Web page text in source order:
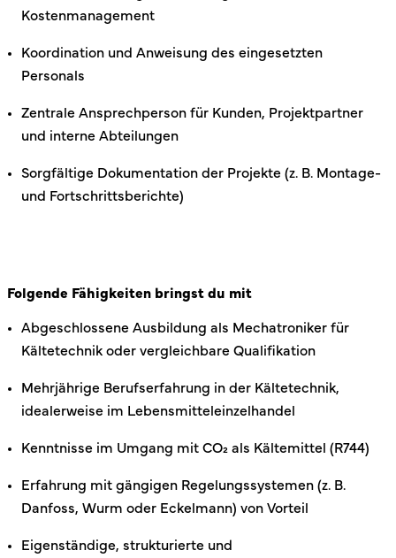
Kostenmanagement
Koordination und Anweisung des eingesetzten
Personals
Zentrale Ansprechperson für Kunden, Projektpartner
und interne Abteilungen
Sorgfältige Dokumentation der Projekte (z. B. Montage-
und Fortschrittsberichte)
Folgende Fähigkeiten bringst du mit
Abgeschlossene Ausbildung als Mechatroniker für
Kältetechnik oder vergleichbare Qualifikation
Mehrjährige Berufserfahrung in der Kältetechnik,
idealerweise im Lebensmitteleinzelhandel
Kenntnisse im Umgang mit CO₂ als Kältemittel (R744)
Erfahrung mit gängigen Regelungssystemen (z. B.
Danfoss, Wurm oder Eckelmann) von Vorteil
Eigenständige, strukturierte und